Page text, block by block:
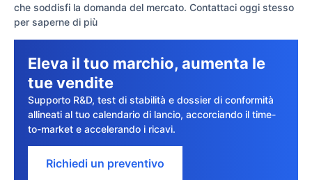
che soddisfi la domanda del mercato. Contattaci oggi stesso
per saperne di più
Eleva il tuo marchio, aumenta le
tue vendite
Supporto R&D, test di stabilità e dossier di conformità
allineati al tuo calendario di lancio, accorciando il time-
to-market e accelerando i ricavi.
Richiedi un preventivo